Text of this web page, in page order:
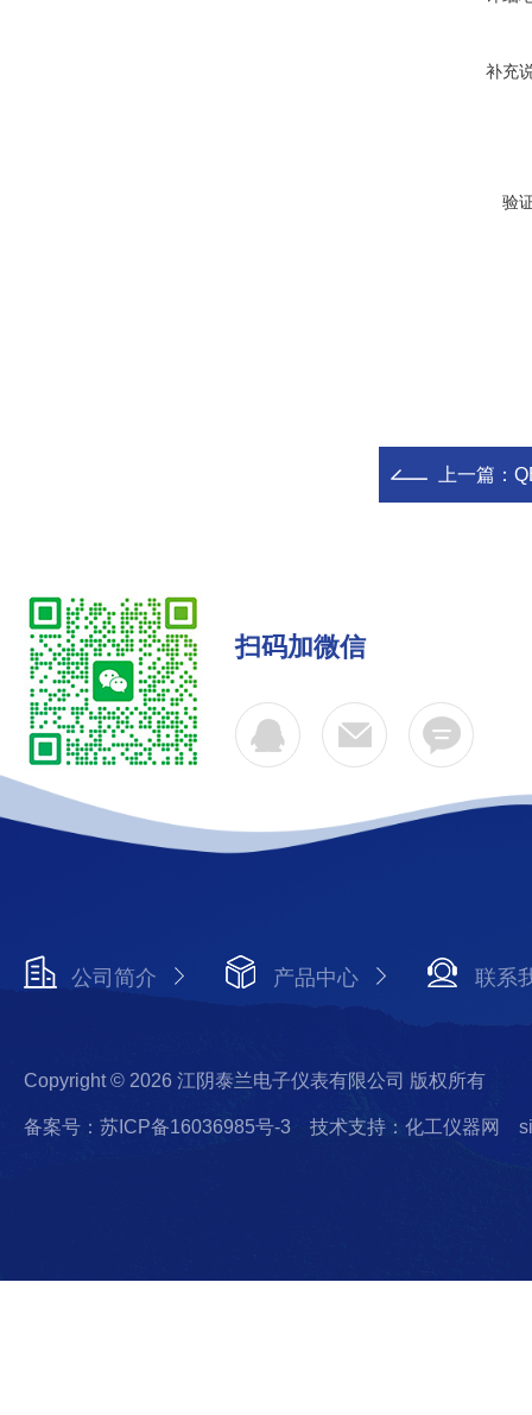
补充
验
上一篇：
扫码加微信
公司简介 产品中心 联系
Copyright © 2026 江阴泰兰电子仪表有限公司 版权所有
备案号：苏ICP备16036985号-3 技术支持：化工仪器网